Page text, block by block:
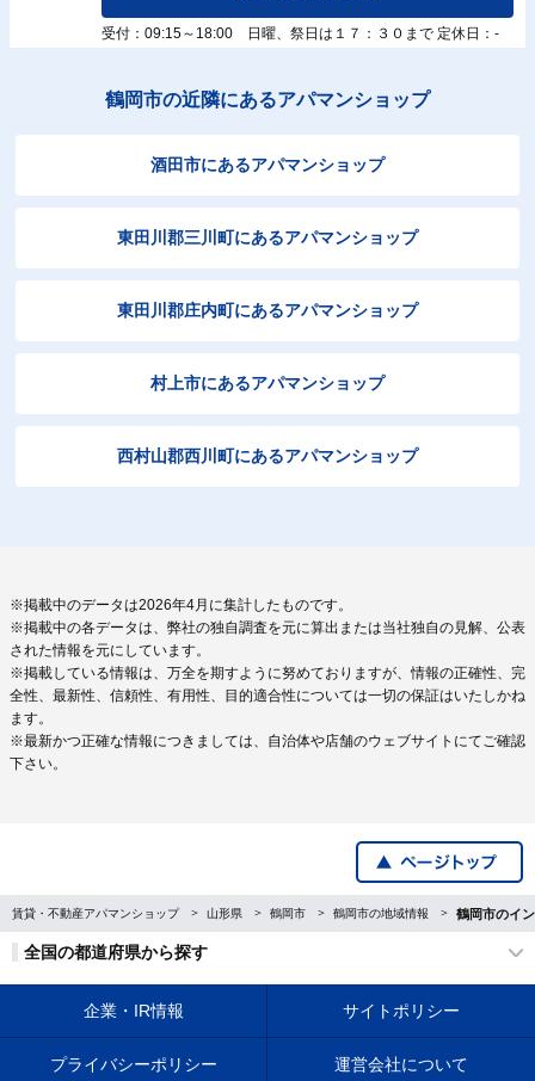
受付：09:15～18:00 日曜、祭日は１７：３０まで 定休日：-
鶴岡市の近隣にあるアパマンショップ
酒田市にあるアパマンショップ
東田川郡三川町にあるアパマンショップ
東田川郡庄内町にあるアパマンショップ
村上市にあるアパマンショップ
西村山郡西川町にあるアパマンショップ
※掲載中のデータは2026年4月に集計したものです。
※掲載中の各データは、弊社の独自調査を元に算出または当社独自の見解、公表
された情報を元にしています。
※掲載している情報は、万全を期すように努めておりますが、情報の正確性、完
全性、最新性、信頼性、有用性、目的適合性については一切の保証はいたしかね
ます。
※最新かつ正確な情報につきましては、自治体や店舗のウェブサイトにてご確認
下さい。
賃貸・不動産アパマンショップ 山形県 鶴岡市 鶴岡市の地域情報 鶴岡市のイ
全国の都道府県から探す
企業・IR情報 サイトポリシー
プライバシーポリシー 運営会社について